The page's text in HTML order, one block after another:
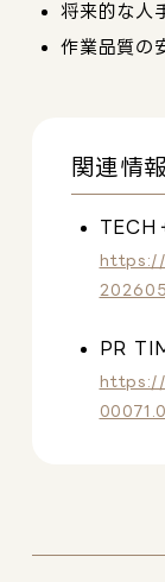
将来的な人
作業品質の
関連情報
TECH
PR